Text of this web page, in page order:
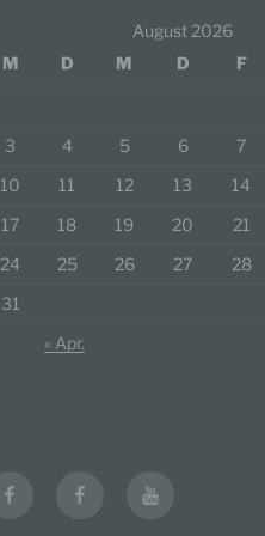
August 2026
M
D M D F
3
4 5 6 7
10
11 12 13 14
17
18 19 20 21
24
25 26 27 28
31
« Apr.
facebookfacebookyoutube
b)
c)